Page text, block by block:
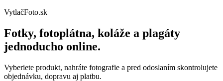
VytlačFoto.sk
Fotky, fotoplátna, koláže a plagáty
jednoducho online.
Vyberiete produkt, nahráte fotografie a pred odoslaním skontrolujete
objednávku, dopravu aj platbu.